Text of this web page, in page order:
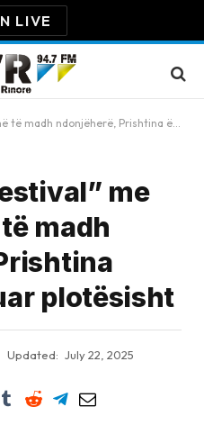
LIVE
“Sunny Hill Festival” me edicionin më të madh ndonjëherë, Prishtina është rezervuar plotësisht
me
madh
plotësisht
Updated: July 22, 2025